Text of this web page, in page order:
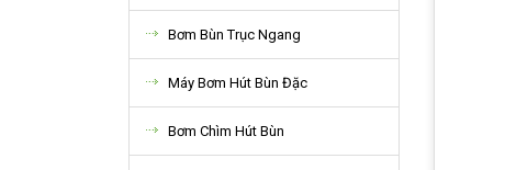
Bơm Bùn Trục Ngang
Máy Bơm Hút Bùn Đặc
Bơm Chìm Hút Bùn